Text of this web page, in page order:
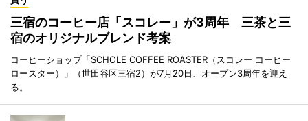
三宿のコーヒー店「スコレー」が3周年 三茶と三
宿のオリジナルブレンド考案
コーヒーショップ「SCHOLE COFFEE ROASTER（スコレー コーヒー
ロースター）」（世田谷区三宿2）が7月20日、オープン3周年を迎え
る。